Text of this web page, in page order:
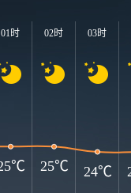
01时 02时 03时
25℃ 24℃